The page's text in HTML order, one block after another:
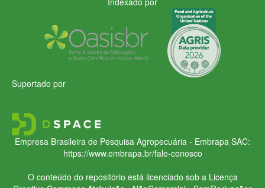
Suportado por
Empresa Brasileira de Pesquisa Agropecuária - Embrapa SAC:
https://www.embrapa.br/fale-conosco
O conteúdo do repositório está licenciado sob a Licença